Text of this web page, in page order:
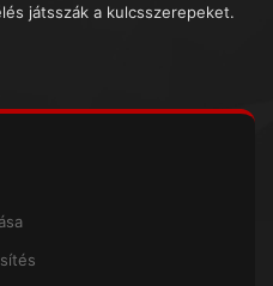
játsszák a kulcsszerepeket.